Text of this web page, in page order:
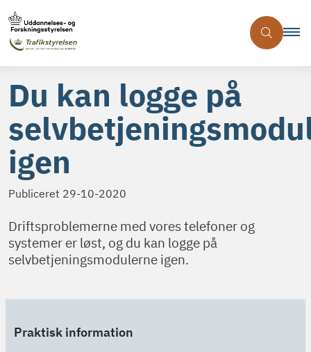
Du kan logge på
igen
Publiceret 29-10-2020
Driftsproblemerne med vores telefoner og
systemer er løst, og du kan logge på
selvbetjeningsmodulerne igen.
Praktisk information